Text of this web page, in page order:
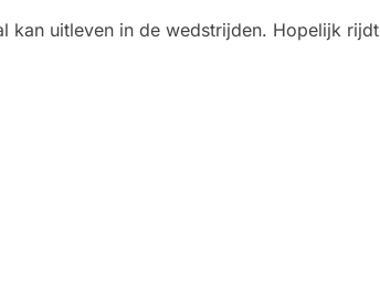
kan uitleven in de wedstrijden. Hopelijk rijdt